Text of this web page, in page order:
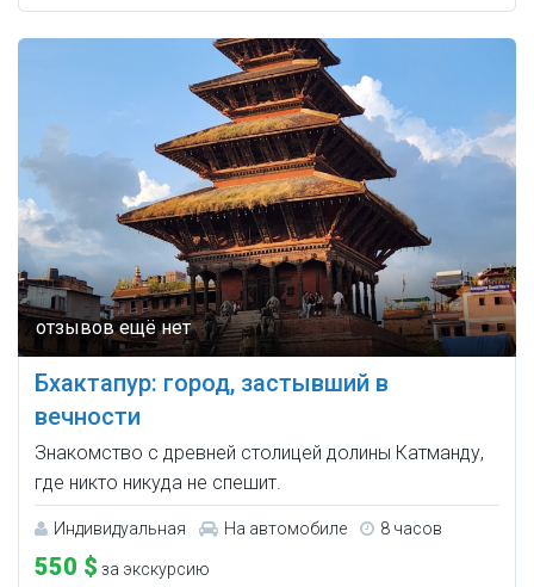
Бхактапур: город, застывший в
вечности
Знакомство с древней столицей долины Катманду,
где никто никуда не спешит.
Индивидуальная На автомобиле 8 часов
550 $ за экскурсию